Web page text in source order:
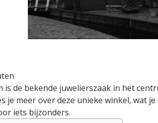
is de bekende juwelierszaak in het
je meer over deze unieke winkel, wat
iets bijzonders.